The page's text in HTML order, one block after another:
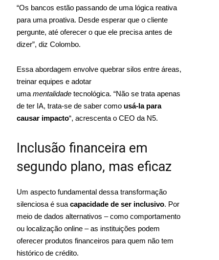
“Os bancos estão passando de uma lógica reativa
para uma proativa. Desde esperar que o cliente
pergunte, até oferecer o que ele precisa antes de
dizer”, diz Colombo.
Essa abordagem envolve quebrar silos entre áreas,
treinar equipes e adotar
uma mentalidade tecnológica. “Não se trata apenas
de ter IA, trata-se de saber como usá-la para
causar impacto“, acrescenta o CEO da N5.
Inclusão financeira em
segundo plano, mas eficaz
Um aspecto fundamental dessa transformação
silenciosa é sua capacidade de ser inclusivo. Por
meio de dados alternativos – como comportamento
ou localização online – as instituições podem
oferecer produtos financeiros para quem não tem
histórico de crédito.